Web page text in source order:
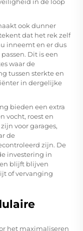
ook dunner
dat het rek zelf
inneemt en er dus
Dit is een
waar de
tussen sterkte en
in dergelijke
bieden een extra
vocht, roest en
voor garages,
de
zijn. De
investering in
blijft blijven
of vervanging
het maximaliseren